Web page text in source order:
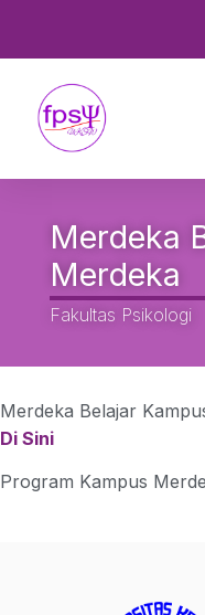
Merdeka
Merdeka
Fakultas Psikologi
Merdeka Belajar
Di Sini
Program Kampus